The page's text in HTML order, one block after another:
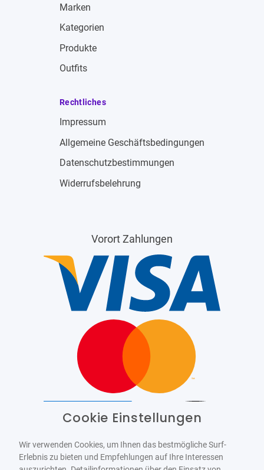
Marken
Kategorien
Produkte
Outfits
Rechtliches
Impressum
Allgemeine Geschäftsbedingungen
Datenschutzbestimmungen
Widerrufsbelehrung
Vorort Zahlungen
WCAG-2.1-AA
Cookie Einstellungen
Wir verwenden Cookies, um Ihnen das bestmögliche Surf-
Erlebnis zu bieten und Empfehlungen auf Ihre Interessen